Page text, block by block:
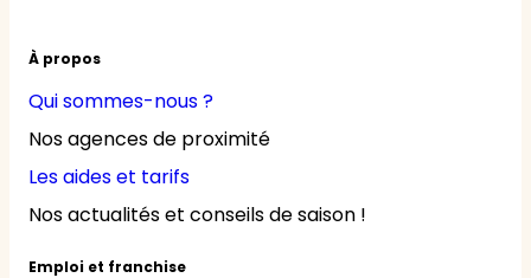
À propos
Qui sommes-nous ?
Nos agences de proximité
Les aides et tarifs
Nos actualités et conseils de saison !
Emploi et franchise